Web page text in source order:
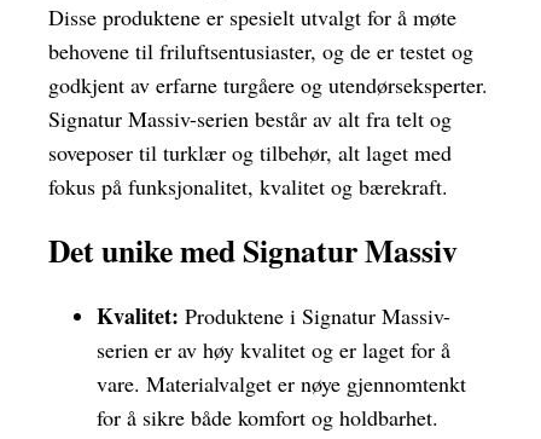
Disse produktene er spesielt utvalgt for å møte
behovene til friluftsentusiaster, og de er testet og
godkjent av erfarne turgåere og utendørseksperter.
Signatur Massiv-serien består av alt fra telt og
soveposer til turklær og tilbehør, alt laget med
fokus på funksjonalitet, kvalitet og bærekraft.
Det unike med Signatur Massiv
Kvalitet: Produktene i Signatur Massiv-
serien er av høy kvalitet og er laget for å
vare. Materialvalget er nøye gjennomtenkt
for å sikre både komfort og holdbarhet.